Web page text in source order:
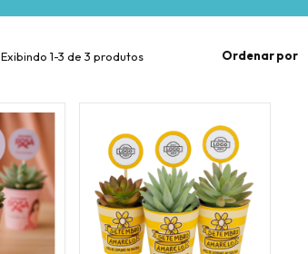
Exibindo 1-3 de 3 produtos Ordenar por